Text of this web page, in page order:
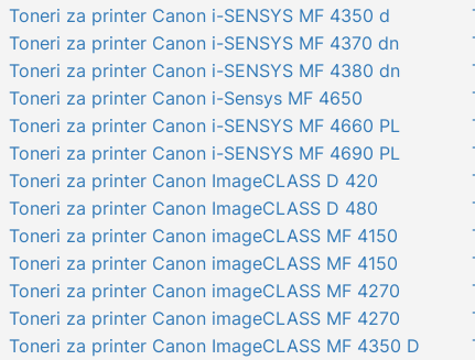
Toneri za printer Canon i-SENSYS MF 4350 d
Toneri za printer Canon i-SENSYS MF 4370 dn
Toneri za printer Canon i-SENSYS MF 4380 dn
Toneri za printer Canon i-Sensys MF 4650
Toneri za printer Canon i-SENSYS MF 4660 PL
Toneri za printer Canon i-SENSYS MF 4690 PL
Toneri za printer Canon ImageCLASS D 420
Toneri za printer Canon ImageCLASS D 480
Toneri za printer Canon imageCLASS MF 4150
Toneri za printer Canon imageCLASS MF 4150
Toneri za printer Canon imageCLASS MF 4270
Toneri za printer Canon imageCLASS MF 4270
Toneri za printer Canon ImageCLASS MF 4350 D